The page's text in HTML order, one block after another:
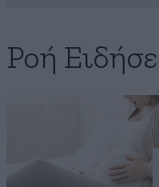
Ροή